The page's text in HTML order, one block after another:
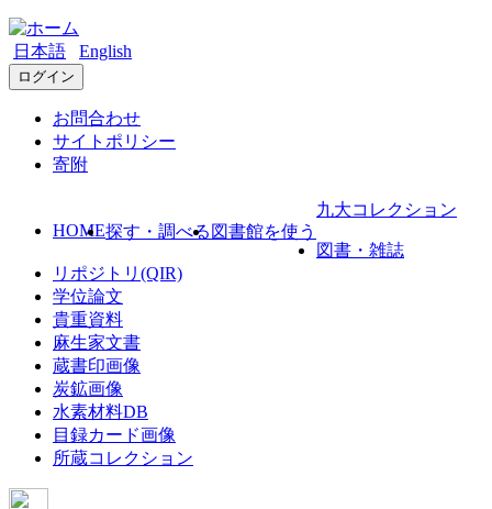
日本語 English
ログイン
お問合わせ
サイトポリシー
寄附
HOME探す・調べる 図書館を使う
九大コレクション
図書・雑誌
リポジトリ(QIR)
学位論文
貴重資料
麻生家文書
蔵書印画像
炭鉱画像
水素材料DB
目録カード画像
所蔵コレクション